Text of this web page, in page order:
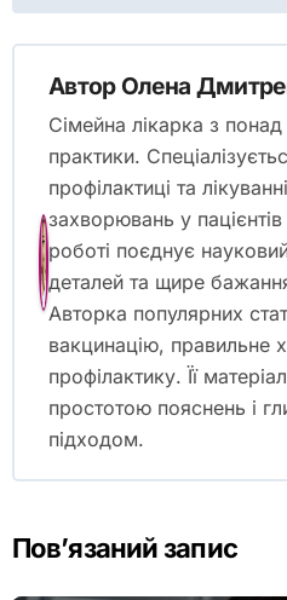
Автор Олена
Сімейна лікарка з
практики.
профілактиці та
захворювань у
роботі поєднує
деталей та щире
Авторка популярних
вакцинацію, правильне
профілактику. Її
простотою пояснень і
підходом.
Пов’язаний запис